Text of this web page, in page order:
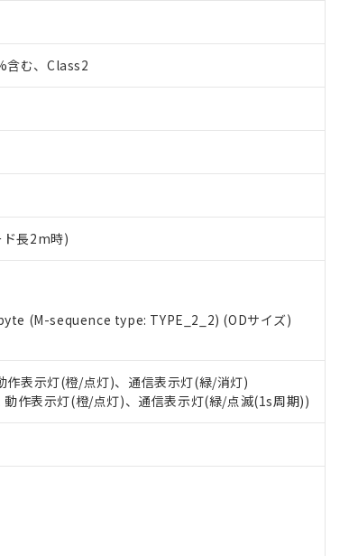
含む、Class2
ド長2m時)
(M-sequence type: TYPE_2_2) (ODサイズ)
作表示灯(橙/点灯)、通信表示灯(緑/消灯)
作表示灯(橙/点灯)、通信表示灯(緑/点滅(1s周期))
指令（10物質）の非含有に対応した製品が提供可能な
指令（10物質）の非含有に対応した製品に切り替える予
RoHS指令（10物質）の非含有に非対応の商品で、対応品
RoHS指令（10物質）の非含有の対応状況を調査中または
ス料など無形物で、有害物質有無と関係のない商品です。
り、非含有部品としていたものが、含有品と判明した場合
銀(Hg) 1000ppm以下、 カドミウム(Cd) 100ppm以下、
以下、ポリ臭化ビフェニル類(PBB) 1000ppm以下、ポリ臭化ジフェニ
キシル) (DEHP)(別名：DOP) 1000ppm以下、フタル酸ブチルベンジル（
、フタル酸ジイソブチル (DIBP) 1000ppm以下
表
含有率が中国RoHSの基準値を超えていることを示します
。当社販売部門へお問い合わせください。
値 (GB/T26572)：